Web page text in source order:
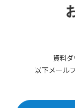
資料
以下メール